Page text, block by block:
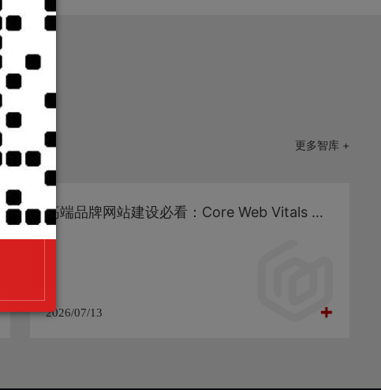
更多智库 +
高端品牌网站建设必看：Core Web Vitals 深度优化与性能工程化落地
2026/07/13